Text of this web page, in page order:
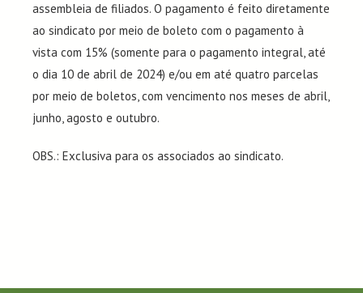
assembleia de filiados. O pagamento é feito diretamente
ao sindicato por meio de boleto com o pagamento à
vista com 15% (somente para o pagamento integral, até
o dia 10 de abril de 2024) e/ou em até quatro parcelas
por meio de boletos, com vencimento nos meses de abril,
junho, agosto e outubro.
OBS.: Exclusiva para os associados ao sindicato.